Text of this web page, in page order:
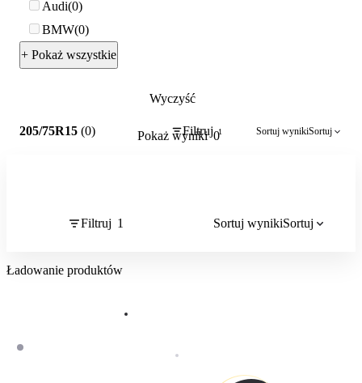
Audi 0
BMW 0
+ Pokaż wszystkie
Wyczyść
Pokaż wyniki 0
205/75R15 (0) Filtruj 1 Sortuj wynikiSortuj
Filtruj 1 Sortuj wynikiSortuj
Ładowanie produktów